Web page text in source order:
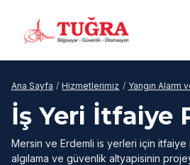
Ana Sayfa / Hizmetlerimiz / Yangın Alarm
İş Yeri İtfaiye
Mersin ve Erdemli is yerleri için itfaiye
algılama ve güvenlik altyapisinin